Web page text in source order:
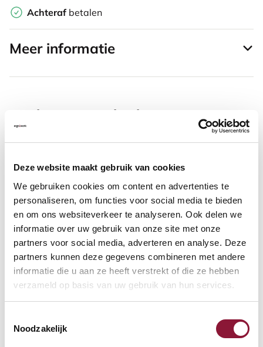
Deze website maakt gebruik van cookies
We gebruiken cookies om content en advertenties te
personaliseren, om functies voor social media te bieden
en om ons websiteverkeer te analyseren. Ook delen we
informatie over uw gebruik van onze site met onze
partners voor social media, adverteren en analyse. Deze
partners kunnen deze gegevens combineren met andere
informatie die u aan ze heeft verstrekt of die ze hebben
verzameld op basis van uw gebruik van hun services.
Noodzakelijk
Achterafbetalen
Meer informatie
Vaak samen gekocht met
56,04
incl. BTW
Togu zitbal 65 cm zilver